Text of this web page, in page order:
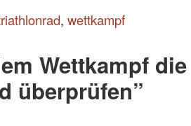
, wettkampf
Wettkampf die
überprüfen”